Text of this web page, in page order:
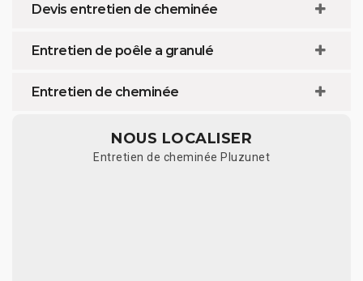
Devis entretien de cheminée
Entretien de poêle a granulé
Entretien de cheminée
NOUS LOCALISER
Entretien de cheminée Pluzunet